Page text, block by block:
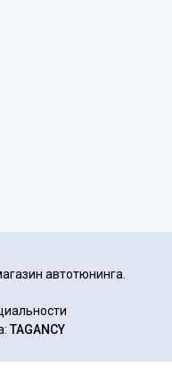
автотюнинга.
TAGANCY